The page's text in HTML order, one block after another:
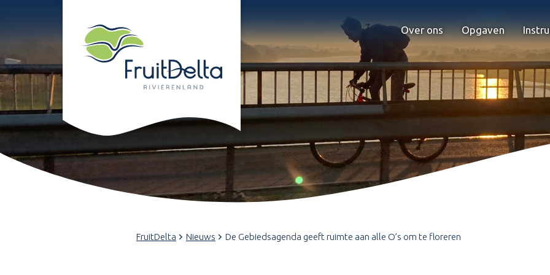
Over ons Opgaven
FruitDelta Nieuws De Gebiedsagenda geeft ruimte aan alle O’s om te floreren